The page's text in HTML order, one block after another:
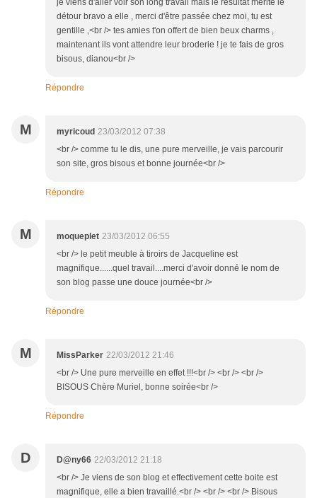
je viens d'aller voir son long travail mais le résultat mérite le
détour bravo a elle , merci d'être passée chez moi, tu est
gentille ,<br /> tes amies t'on offert de bien beux charms ,
maintenant ils vont attendre leur broderie ! je te fais de gros
bisous, dianou<br />
Répondre
M myricoud 23/03/2012 07:38
<br /> comme tu le dis, une pure merveille, je vais parcourir
son site, gros bisous et bonne journée<br />
Répondre
M moqueplet 23/03/2012 06:55
<br /> le petit meuble à tiroirs de Jacqueline est
magnifique......quel travail....merci d'avoir donné le nom de
son blog passe une douce journée<br />
Répondre
M MissParker 22/03/2012 21:46
<br /> Une pure merveille en effet !!!<br /> <br /> <br />
BISOUS Chère Muriel, bonne soirée<br />
Répondre
D D@ny66 22/03/2012 21:18
<br /> Je viens de son blog et effectivement cette boite est
magnifique, elle a bien travaillé.<br /> <br /> <br /> Bisous